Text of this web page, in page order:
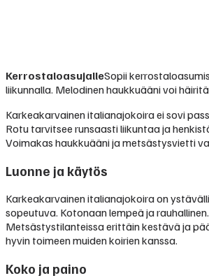
KerrostaloasujalleSopii
liikunnalla. Melodinen haukkuääni voi
Karkeakarvainen italianajokoira ei sovi
Rotu tarvitsee runsaasti liikuntaa ja
Voimakas haukkuääni ja metsästysvietti
Luonne ja käytös
Karkeakarvainen italianajokoira on
sopeutuva. Kotonaan lempeä ja rauhallinen.
Metsästystilanteissa erittäin kestävä ja
hyvin toimeen muiden koirien kanssa.
Koko ja paino